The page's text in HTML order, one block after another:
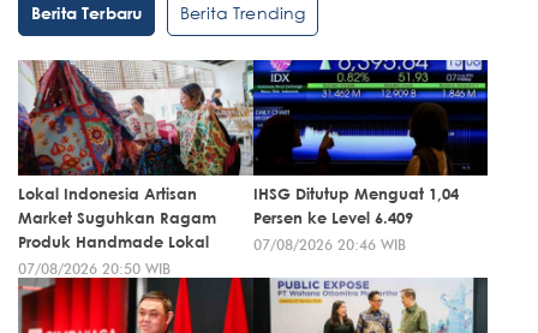
Berita Terbaru Berita Trending
Lokal Indonesia Artisan
Market Suguhkan Ragam
Produk Handmade Lokal
07/08/2026 20:50 WIB
IHSG Ditutup Menguat 1,04
Persen ke Level 6.409
07/08/2026 20:46 WIB